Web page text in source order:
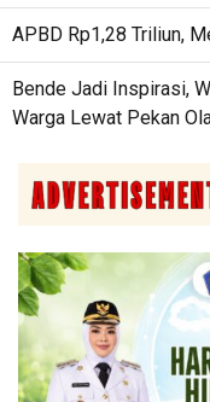
APBD Rp1,28 Triliun,
Bende Jadi Inspirasi,
Warga Lewat Pekan